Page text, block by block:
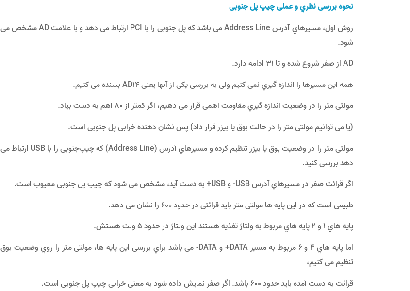
ﻧﺤﻮه ﺑﺮرﺳﯽ ﻧﻈﺮي و ﻋﻤﻠﯽ ﭼﯿﭗ ﭘﻞ ﺟﻨﻮﺑﯽ
روش اول، ﻣﺴﯿﺮﻫﺎي آدرس Address Line می ﺑﺎﺷﺪ ﮐﻪ ﭘﻞ ﺟﻨﻮﺑﯽ را ﺑﺎ PCI ارﺗﺒﺎط ﻣﯽ دﻫﺪ و ﺑﺎ ﻋﻼﻣﺖ AD مشخص می
شود.
AD از ﺻﻔﺮ ﺷﺮوع ﺷﺪه و ﺗﺎ 31 اداﻣﻪ دارد.
همه اﯾﻦ ﻣﺴﯿﺮﻫﺎ را اﻧﺪازه ﮔﯿﺮي ﻧﻤﯽ ﮐﻨﯿﻢ وﻟﯽ ﺑﻪ ﺑﺮرﺳﯽ ﯾﮑﯽ از آﻧﻬﺎ ﯾﻌﻨﯽ AD14 بسنده ﻣﯽ ﮐﻨﯿﻢ.
ﻣﻮﻟﺘﯽ ﻣﺘﺮ را در وﺿﻌﯿﺖ اﻧﺪازه ﮔﯿﺮي ﻣﻘﺎوﻣﺖ اﻫﻤﯽ ﻗﺮار ﻣﯽ دﻫﯿﻢ، اﮔﺮ ﮐﻤﺘﺮ از 80 اﻫﻢ ﺑﻪ دﺳﺖ بیاد.
(یا ﻣﯽ ﺗﻮانیم ﻣﻮﻟﺘﯽ ﻣﺘﺮ را در ﺣﺎﻟﺖ ﺑﻮق ﯾﺎ ﺑﯿﺰر ﻗﺮار داد) ﭘﺲ ﻧﺸﺎن دﻫﻨﺪه ﺧﺮاﺑﯽ ﭘﻞ ﺟﻨﻮﺑﯽ اﺳﺖ.
ﻣﻮﻟﺘﯽ ﻣﺘﺮ را در وﺿﻌﯿﺖ ﺑﻮق ﯾﺎ ﺑﯿﺰر ﺗﻨﻈﯿﻢ ﮐﺮده و ﻣﺴﯿﺮﻫﺎي آدرس (Address Line) که چیپﺟﻨﻮﺑﯽ را ﺑﺎ USB ارﺗﺒﺎط ﻣﯽ
دﻫﺪ ﺑﺮرﺳﯽ ﮐﻨﯿﺪ.
اﮔﺮ ﻗﺮاﺋﺖ ﺻﻔﺮ در ﻣﺴﯿﺮﻫﺎي آدرس USB- و USB+ به دﺳﺖ آﯾﺪ، ﻣﺸﺨﺺ ﻣﯽ ﺷﻮد ﮐﻪ ﭼﯿﭗ ﭘﻞ ﺟﻨﻮﺑﯽ ﻣﻌﯿﻮب اﺳﺖ.
ﻃﺒﯿﻌﯽ اﺳﺖ ﮐﻪ در اﯾﻦ ﭘﺎﯾﻪ ﻫﺎ ﻣﻮﻟﺘﯽ ﻣﺘﺮ ﺑﺎﯾﺪ ﻗﺮاﺋﺘﯽ در ﺣﺪود 600 را ﻧﺸﺎن ﻣﯽ دﻫﺪ.
ﭘﺎﯾﻪ ﻫﺎي 1 و 2 ﭘﺎﯾﻪ ﻫﺎي ﻣﺮﺑﻮط ﺑﻪ وﻟﺘﺎژ ﺗﻐﺬﯾﻪ ﻫﺴﺘﻨﺪ اﯾﻦ وﻟﺘﺎژ در ﺣﺪود 5 وﻟﺖ هستش.
اﻣﺎ ﭘﺎﯾﻪ ﻫﺎي 4 و 6 ﻣﺮﺑﻮط ﺑﻪ ﻣﺴﯿﺮ DATA+ و DATA- می باشد براي ﺑﺮرﺳﯽ اﯾﻦ ﭘﺎﯾﻪ ﻫﺎ، ﻣﻮﻟﺘﯽ ﻣﺘﺮ را روي وﺿﻌﯿﺖ ﺑﻮق
ﺗﻨﻈﯿﻢ ﻣﯽ ﮐﻨﯿﻢ،
ﻗﺮاﺋﺖ ﺑﻪ دﺳﺖ آﻣﺪه ﺑﺎﯾﺪ ﺣﺪود 600 ﺑﺎﺷﺪ. اﮔﺮ ﺻﻔﺮ ﻧﻤﺎﯾﺶ داده ﺷﻮد ﺑﻪ ﻣﻌﻨﯽ ﺧﺮاﺑﯽ ﭼﯿﭗ ﭘﻞ ﺟﻨﻮﺑﯽ اﺳﺖ.